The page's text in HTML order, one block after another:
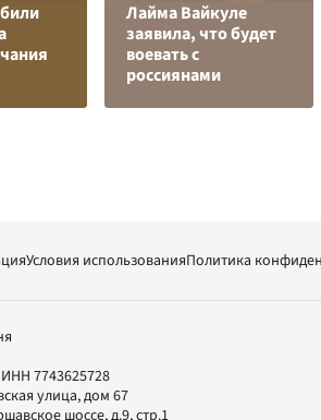
Лайма Вайкуле
заявила, что будет
воевать с
россиянами
Условия использованияПолитика
7743625728
улица, дом 67
шоссе, д.9, стр.1